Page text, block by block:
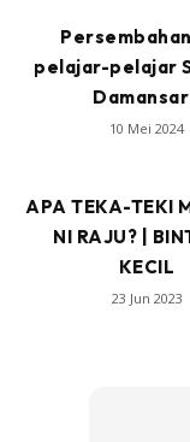
pelajar-pelajar
10 Mei 2024
APA TEKA-TEKI
NI RAJU? |
KECIL
23 Jun 2023